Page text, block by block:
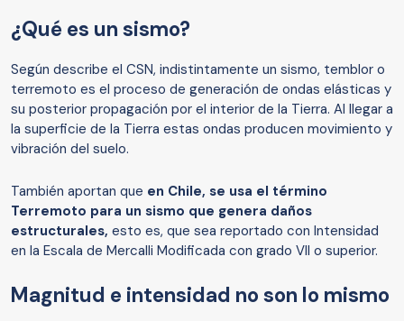
¿Qué es un sismo?
Según describe el CSN, indistintamente un sismo, temblor o
terremoto es el proceso de generación de ondas elásticas y
su posterior propagación por el interior de la Tierra. Al llegar a
la superficie de la Tierra estas ondas producen movimiento y
vibración del suelo.
También aportan que en Chile, se usa el término
Terremoto para un sismo que genera daños
estructurales, esto es, que sea reportado con Intensidad
en la Escala de Mercalli Modificada con grado VII o superior.
Magnitud e intensidad no son lo mismo